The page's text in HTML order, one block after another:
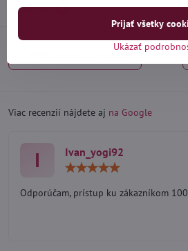
Diskusia 0
Viac recenzií nájdete aj na Google
I Ivan_yogi92
5
Odporúčam, prístup ku zákazníkom
Ukázať
Prijať všetky